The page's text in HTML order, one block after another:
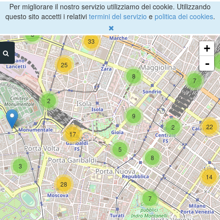
Per migliorare il nostro servizio utilizziamo dei cookie. Utilizzando
questo sito accetti i relativi termini del servizio e politica dei cookies.
8
7
7
2 22
8
14
2
33
25
9
3
5
17
28
8
+
-